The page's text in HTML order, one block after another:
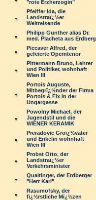
"rote Erzherzogin"
Pfeiffer Ida, die
Landstraï¿½er
Weltreisende
Philipp Gunther alias Dr.
med. Placheta aus Erdberg
Piccaver Alfred, der
gefeierte Operntenor
Pittermann Bruno, Lehrer
und Politiker, wohnhaft
Wien III
Portois Auguste,
Mitbegrï¿½nder der Firma
Portois & Fix in der
Ungargasse
Powolny Michael, der
Jugendstil und die
WIENER KERAMIK
Preradovic Groï¿½vater
und Enkelin wohnhaft
Wien III
Probst Otto, der
Landstraï¿½er
Verkehrsminister
Qualtinger, der Erdberger
"Herr Karl"
Rasumofsky, der
fï¿½rstliche Mï¿½zen